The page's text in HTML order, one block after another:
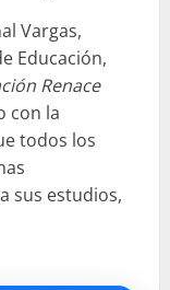
Vargas,
Educación,
Renace
con la
todos los
sus estudios,